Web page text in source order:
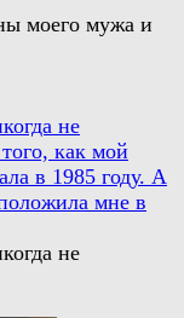
моего мужа и
не
как мой
в 1985 году. А
мне в
не